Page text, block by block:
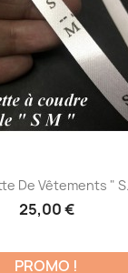
De Vêtements "
25,00 €
PROMO !